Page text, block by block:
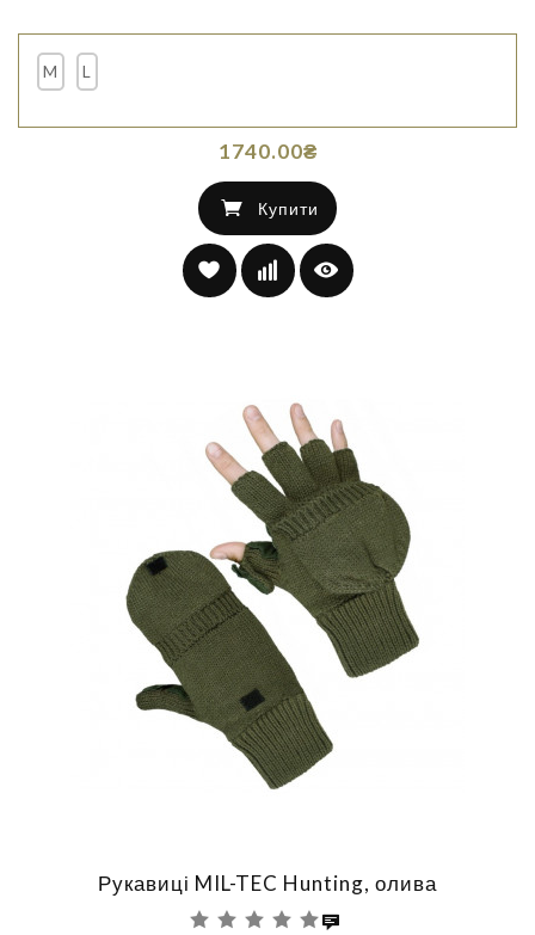
M L
1740.00₴
Купити
Рукавиці MIL-TEC Hunting, олива